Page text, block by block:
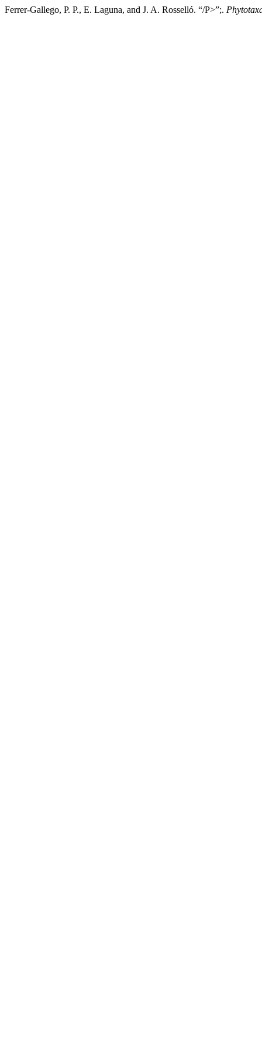
Ferrer-Gallego, P. P., E. Laguna, and J. A. Rosselló. “/P>”;.